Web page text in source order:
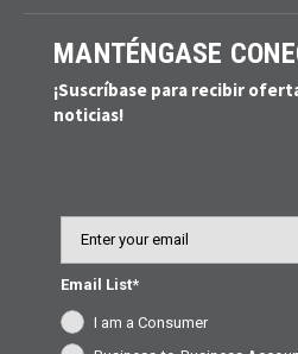
MANTÉNGASE
¡Suscríbase para recibir
noticias!
Email List*
I am a Consumer